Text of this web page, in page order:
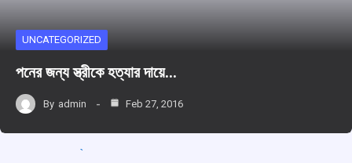
UNCATEGORIZED
পনের জন্য স্ত্রীকে হত্যার দায়ে…
By admin Feb 27, 2016